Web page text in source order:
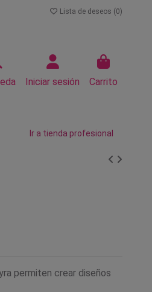
Lista de deseos (0)
Iniciar sesión Carrito
Ir a tienda profesional
permiten crear diseños